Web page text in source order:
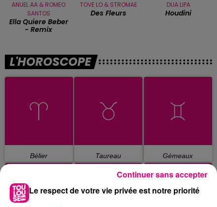
ANUEL AA & ROMEO
SANTOS
Ella Quiere Beber
- Remix
TOVE LO & STROMAE
Des Fleurs
DUA LIPA
Houdini
L'HOROSCOPE
Bélier Taureau Gémeaux
Le respect de votre vie privée est notre priorité
Continuer sans accepter